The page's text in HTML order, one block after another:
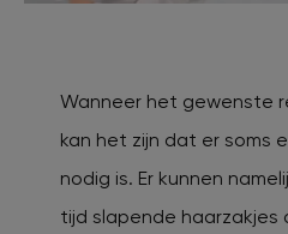
Wanneer het gewenste
kan het zijn dat er soms
nodig is. Er kunnen
tijd slapende haarzakjes